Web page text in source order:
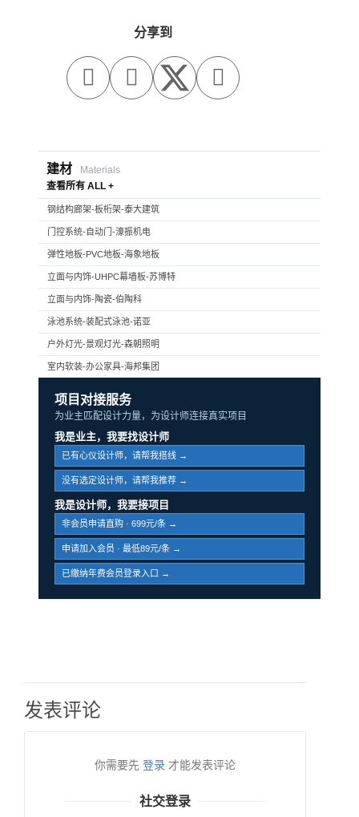
分享到
  
建材
Materials
查看所有 ALL +
钢结构廊架-板桁架-泰大建筑
门控系统-自动门-濠振机电
弹性地板-PVC地板-海象地板
立面与内饰-UHPC幕墙板-苏博特
立面与内饰-陶瓷-伯陶科
泳池系统-装配式泳池-诺亚
户外灯光-景观灯光-森朝照明
室内软装-办公家具-海邦集团
项目对接服务
为业主匹配设计力量，为设计师连接真实项目
我是业主，我要找设计师
已有心仪设计师，请帮我搭线 →
没有选定设计师，请帮我推荐 →
我是设计师，我要接项目
非会员申请直购 · 699元/条 →
申请加入会员 · 最低89元/条 →
已缴纳年费会员登录入口 →
发表评论
你需要先 登录 才能发表评论
社交登录